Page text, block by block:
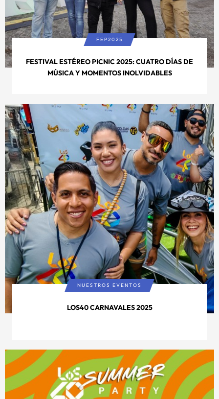
FEP2025
FESTIVAL ESTÉREO PICNIC 2025: CUATRO DÍAS DE
MÚSICA Y MOMENTOS INOLVIDABLES
NUESTROS EVENTOS
LOS40 CARNAVALES 2025